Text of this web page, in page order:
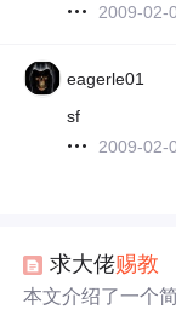
2009-02-
eagerle01
sf
2009-02-
求大佬赐教
本文介绍了一个